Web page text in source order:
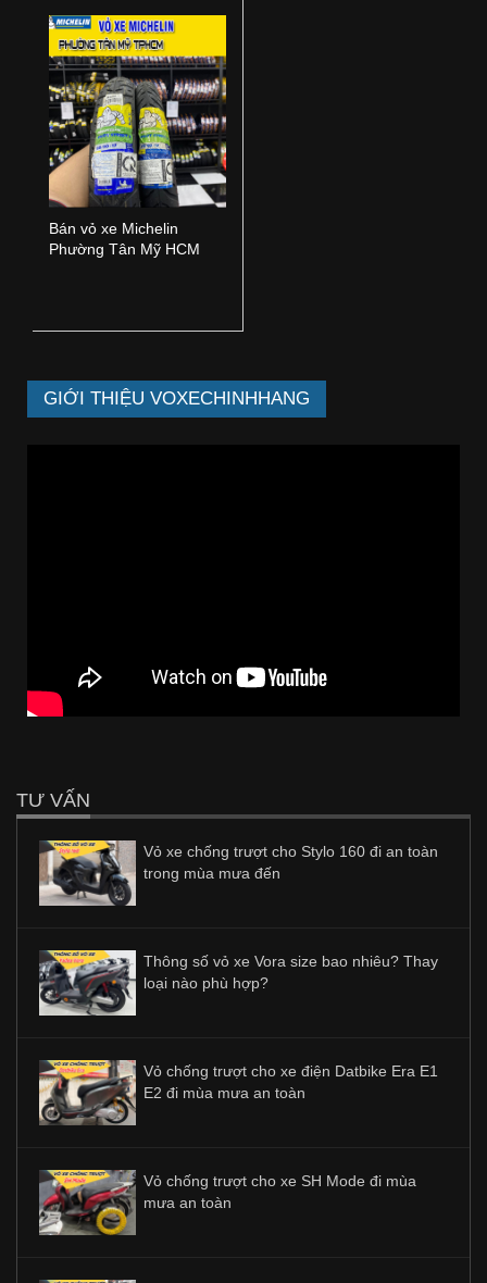
Bán vỏ xe Michelin
Phường Tân Mỹ HCM
GIỚI THIỆU VOXECHINHHANG
TƯ VẤN
Vỏ xe chống trượt cho Stylo 160 đi an toàn
trong mùa mưa đến
Thông số vỏ xe Vora size bao nhiêu? Thay
loại nào phù hợp?
Vỏ chống trượt cho xe điện Datbike Era E1
E2 đi mùa mưa an toàn
Vỏ chống trượt cho xe SH Mode đi mùa
mưa an toàn